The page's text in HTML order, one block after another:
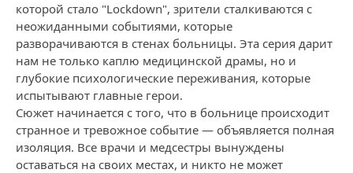
которой стало "Lockdown", зрители сталкиваются с
неожиданными событиями, которые
разворачиваются в стенах больницы. Эта серия дарит
нам не только каплю медицинской драмы, но и
глубокие психологические переживания, которые
испытывают главные герои.
Сюжет начинается с того, что в больнице происходит
странное и тревожное событие — объявляется полная
изоляция. Все врачи и медсестры вынуждены
оставаться на своих местах, и никто не может